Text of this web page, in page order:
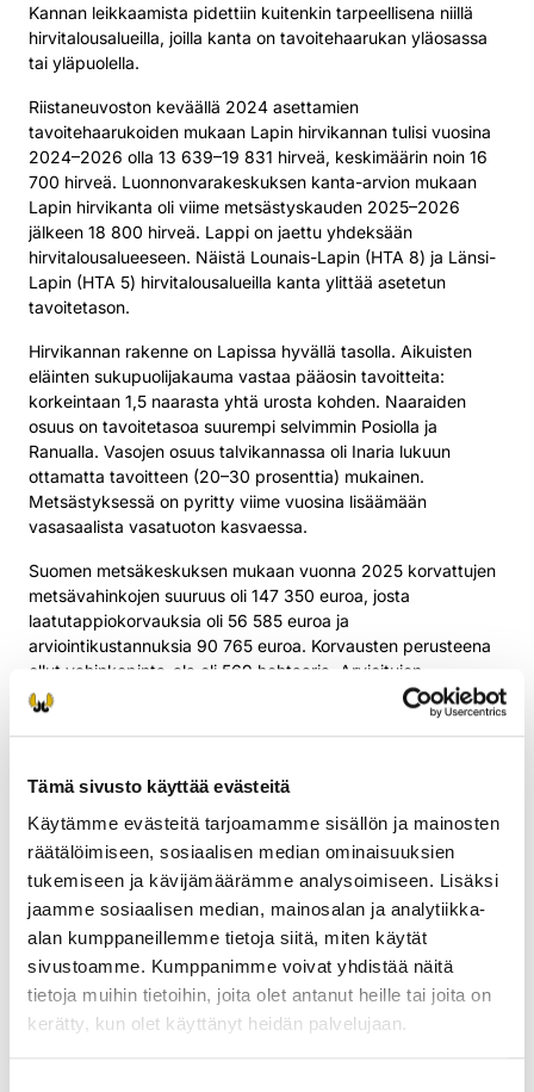
Tämä sivusto käyttää evästeitä
Käytämme evästeitä tarjoamamme sisällön ja mainosten
räätälöimiseen, sosiaalisen median ominaisuuksien
tukemiseen ja kävijämäärämme analysoimiseen. Lisäksi
jaamme sosiaalisen median, mainosalan ja analytiikka-
alan kumppaneillemme tietoja siitä, miten käytät
sivustoamme. Kumppanimme voivat yhdistää näitä
tietoja muihin tietoihin, joita olet antanut heille tai joita on
kerätty, kun olet käyttänyt heidän palvelujaan.
Kannan leikkaamista pidettiin kuitenkin tarpeellisena niillä
hirvitalousalueilla, joilla kanta on tavoitehaarukan yläosassa
tai yläpuolella.
Riistaneuvoston keväällä 2024 asettamien
tavoitehaarukoiden mukaan Lapin hirvikannan tulisi vuosina
2024–2026 olla 13 639–19 831 hirveä, keskimäärin noin 16
700 hirveä. Luonnonvarakeskuksen kanta-arvion mukaan
Lapin hirvikanta oli viime metsästyskauden 2025–2026
jälkeen 18 800 hirveä. Lappi on jaettu yhdeksään
hirvitalousalueeseen. Näistä Lounais-Lapin (HTA 8) ja Länsi-
Lapin (HTA 5) hirvitalousalueilla kanta ylittää asetetun
tavoitetason.
Hirvikannan rakenne on Lapissa hyvällä tasolla. Aikuisten
eläinten sukupuolijakauma vastaa pääosin tavoitteita:
korkeintaan 1,5 naarasta yhtä urosta kohden. Naaraiden
osuus on tavoitetasoa suurempi selvimmin Posiolla ja
Ranualla. Vasojen osuus talvikannassa oli Inaria lukuun
ottamatta tavoitteen (20–30 prosenttia) mukainen.
Metsästyksessä on pyritty viime vuosina lisäämään
vasasaalista vasatuoton kasvaessa.
Suomen metsäkeskuksen mukaan vuonna 2025 korvattujen
metsävahinkojen suuruus oli 147 350 euroa, josta
laatutappiokorvauksia oli 56 585 euroa ja
arviointikustannuksia 90 765 euroa. Korvausten perusteena
ollut vahinkopinta-ala oli 569 hehtaaria. Arvioitujen
yksityismaiden metsävahinkojen pinta-ala kasvoi viime
alueella vuonna 2025 yhteensä 5 323 euroa. Vahingot
aiheutuivat rehupaaleille ja nauriskasvustolle.
Tilastokeskuksen mukaan Lapissa tapahtui vuoden 2025
aikana 114 hirvikolaria. Kolarimäärä nousi vuosia 2020–2024
korkeammalle. Kasvua tapahtui erityisesti Kittilässä, Pellossa,
Kolarissa ja Kemijärvellä.
Lisätietoja:
Jari Huhtamella